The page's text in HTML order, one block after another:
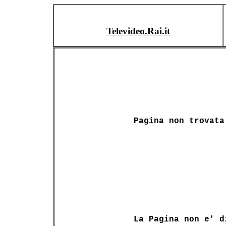
Televideo.Rai.it
Pagina non trovata
La Pagina non e'